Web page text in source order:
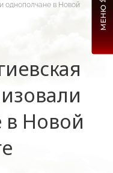
однополчане в Новой
в Новой
МЕНЮ